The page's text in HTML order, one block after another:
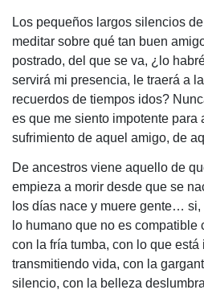
Los pequeños largos silencios
meditar sobre qué tan buen
postrado, del que se va, ¿lo
servirá mi presencia, le traerá a
recuerdos de tiempos idos?
es que me siento impotente para
sufrimiento de aquel amigo, de
De ancestros viene aquello de
empieza a morir desde que se
los días nace y muere gente…
lo humano que no es compatible
con la fría tumba, con lo que está
transmitiendo vida, con la
silencio, con la belleza